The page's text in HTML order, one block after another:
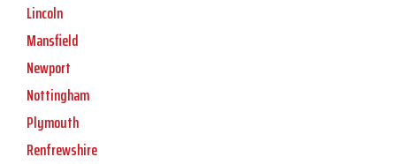
Lincoln
Mansfield
Newport
Nottingham
Plymouth
Renfrewshire